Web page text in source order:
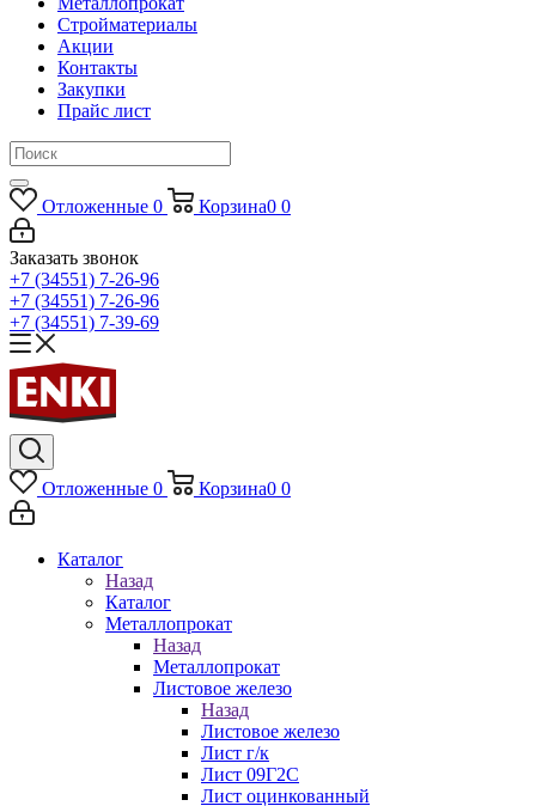
Стройматериалы
Акции
Контакты
Закупки
Прайс лист
Отложенные 0 Корзина0 0
Заказать звонок
+7 (34551) 7-26-96
+7 (34551) 7-26-96
+7 (34551) 7-39-69
Отложенные 0 Корзина0 0
Каталог
Назад
Каталог
Металлопрокат
Назад
Металлопрокат
Листовое железо
Назад
Листовое железо
Лист г/к
Лист 09Г2С
Лист оцинкованный